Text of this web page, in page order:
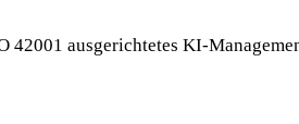
42001 ausgerichtetes KI-